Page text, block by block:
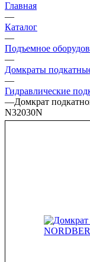
Главная
—
Каталог
—
Подъемное
—
Домкраты
—
Гидравлические
—Домкрат
N32030N